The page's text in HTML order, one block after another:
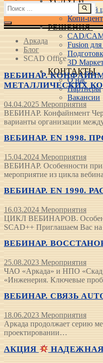
Учебный
Копи-
РЕШЕНИЯ
CAD/
Fusion
3D
КОНТАКТЫ
О нас
Партнеры
Вакансии
Найти:
Аркада
Блог
SCAD Office
ВЕБИНАР.
МЕТАЛЛИЧЕСКИХ
04.04.2025 Мероприятия
ВЕБИНАР. Конфайнмент
варианты организации
ВЕБИНАР. EN 1998.
15.04.2024 Мероприятия
ВЕБИНАР. Особенности
мероприятие из цикла
ВЕБИНАР. EN 1990.
16.03.2024 Мероприятия
ЦИКЛ ВЕБИНАРОВ.
SCAD++ Приглашаем Вас
ВЕБИНАР.
25.08.2023 Мероприятия
ЧАО «Аркада» и НПО
«Инженерия. Ключевые
ВЕБИНАР. СВЯЗЬ
18.06.2023 Мероприятия
Аркада продолжает серию
проектировании…
АКЦИЯ НАДЕЖНАЯ